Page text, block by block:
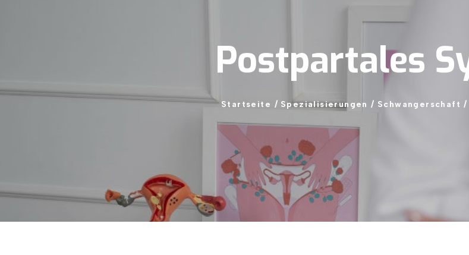
Postpartales
Startseite / Spezialisierungen / Schwangerschaft /